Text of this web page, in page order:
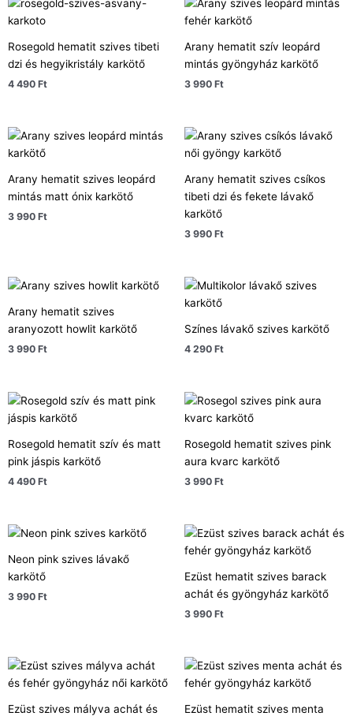
Rosegold hematit szives tibeti
dzi és hegyikristály karkötő
4 490 Ft
Arany hematit szív leopárd
mintás gyöngyház karkötő
3 990 Ft
Arany hematit szives leopárd
mintás matt ónix karkötő
3 990 Ft
Arany hematit szives csíkos
tibeti dzi és fekete lávakő
karkötő
3 990 Ft
Arany hematit szives
aranyozott howlit karkötő
3 990 Ft
Színes lávakő szives karkötő
4 290 Ft
Rosegold hematit szív és matt
pink jáspis karkötő
4 490 Ft
Rosegold hematit szives pink
aura kvarc karkötő
3 990 Ft
Neon pink szives lávakő
karkötő
3 990 Ft
Ezüst hematit szives barack
achát és gyöngyház karkötő
3 990 Ft
Ezüst szives mályva achát és
Ezüst hematit szives menta